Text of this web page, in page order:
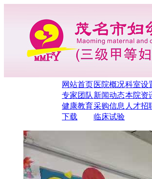
网站首页医院概况科室设
专家团队 新闻动态本院资
健康教育采购信息 人才招
下载
临床试验